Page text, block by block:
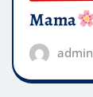
Mama
admin